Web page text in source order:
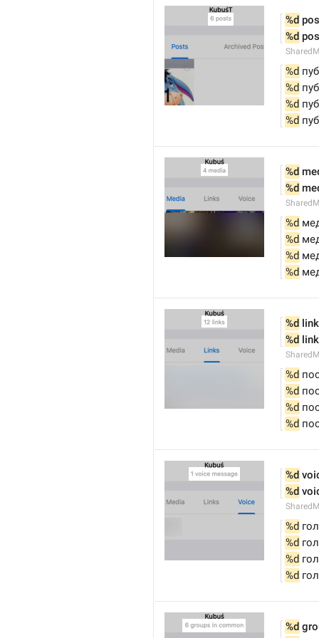
%d
%d
%d
%d
%d
%d
%d
%d
%d
%d
%d
%d
%d link
%d
%d
%d
%d
%d
%d
%d
%d
%d
%d
%d
%d